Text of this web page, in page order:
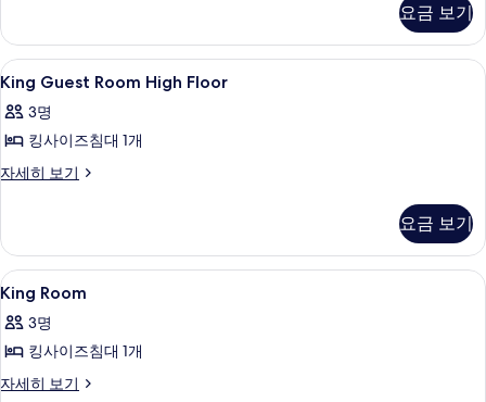
모
두
기
Floor
자
세
보
기
요금 보기
King
Guest
Room
High
Floor
모
두
기
객실 내 금고, 책상, 노트북 작업 공간,
5
King Guest Room High Floor
3명
킹사이즈침대 1개
자세히 보기
King
Floor
자
세
보
기
요금 보기
King
Room
사
진
모
객실 내 금고, 책상, 노트북 작업 공간,
6
King Room
3명
킹사이즈침대 1개
자세히 보기
King